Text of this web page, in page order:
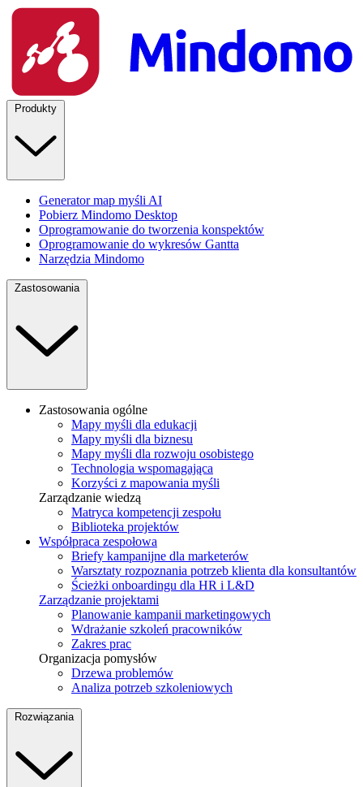
Produkty
Generator map myśli AI
Pobierz Mindomo Desktop
Oprogramowanie do tworzenia konspektów
Oprogramowanie do wykresów Gantta
Narzędzia Mindomo
Zastosowania
Zastosowania ogólne
Mapy myśli dla edukacji
Mapy myśli dla biznesu
Mapy myśli dla rozwoju osobistego
Technologia wspomagająca
Korzyści z mapowania myśli
Zarządzanie wiedzą
Matryca kompetencji zespołu
Biblioteka projektów
Współpraca zespołowa
Briefy kampanijne dla marketerów
Warsztaty rozpoznania potrzeb klienta dla konsultantów
Ścieżki onboardingu dla HR i L&D
Zarządzanie projektami
Planowanie kampanii marketingowych
Wdrażanie szkoleń pracowników
Zakres prac
Organizacja pomysłów
Drzewa problemów
Analiza potrzeb szkoleniowych
Rozwiązania